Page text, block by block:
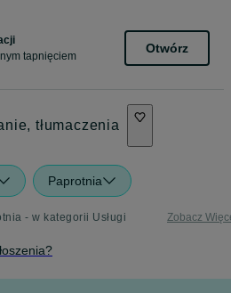
tapnięciem
Otwórz
tłumaczenia
Paprotnia
- w kategorii Usługi Zobacz